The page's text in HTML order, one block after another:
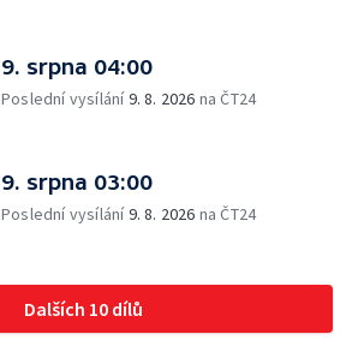
9. srpna 04:00
Poslední vysílání9. 8. 2026 na ČT24
9. srpna 03:00
Poslední vysílání9. 8. 2026 na ČT24
Dalších 10 dílů